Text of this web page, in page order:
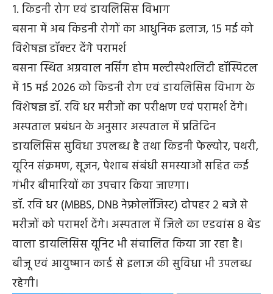
1. किडनी रोग एवं डायलिसिस विभाग
बसना में अब किडनी रोगों का आधुनिक इलाज, 15 मई को
विशेषज्ञ डॉक्टर देंगे परामर्श
बसना स्थित अग्रवाल नर्सिंग होम मल्टीस्पेशलिटी हॉस्पिटल
में 15 मई 2026 को किडनी रोग एवं डायलिसिस विभाग के
विशेषज्ञ डॉ. रवि धर मरीजों का परीक्षण एवं परामर्श देंगे।
अस्पताल प्रबंधन के अनुसार अस्पताल में प्रतिदिन
डायलिसिस सुविधा उपलब्ध है तथा किडनी फेल्योर, पथरी,
यूरिन संक्रमण, सूजन, पेशाब संबंधी समस्याओं सहित कई
गंभीर बीमारियों का उपचार किया जाएगा।
डॉ. रवि धर (MBBS, DNB नेफ्रोलॉजिस्ट) दोपहर 2 बजे से
मरीजों को परामर्श देंगे। अस्पताल में जिले का एडवांस 8 बेड
वाला डायलिसिस यूनिट भी संचालित किया जा रहा है।
बीजू एवं आयुष्मान कार्ड से इलाज की सुविधा भी उपलब्ध
रहेगी।